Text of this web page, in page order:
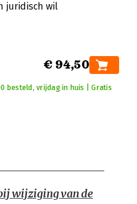
juridisch wil
€ 94,50
besteld, vrijdag in huis | Gratis
wijziging van de